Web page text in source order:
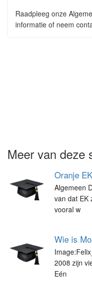
Raadpleeg onze
informatie of neem
Meer van deze
Oranje
Algemeen
van dat EK
vooral w
Wie is
2008 zijn
Eén